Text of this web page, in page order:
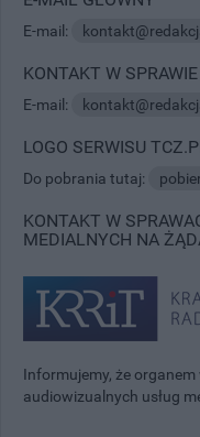
E-mail:
KONTAKT W
E-mail:
LOGO SERWISU
Do pobrania tutaj:
KONTAKT W
MEDIALNYCH NA
Informujemy, że
audiowizualnych usług